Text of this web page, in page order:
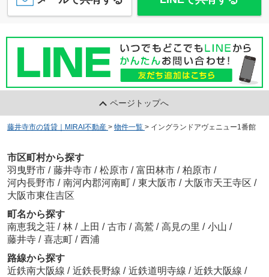
ページトップへ
藤井寺市の賃貸｜MIRAI不動産 > 物件一覧 > イングランドアヴェニュー1番館
市区町村から探す
羽曳野市 / 藤井寺市 / 松原市 / 富田林市 / 柏原市 /
河内長野市 / 南河内郡河南町 / 東大阪市 / 大阪市天王寺区 /
大阪市東住吉区
町名から探す
南恵我之荘 / 林 / 上田 / 古市 / 高鷲 / 高見の里 / 小山 /
藤井寺 / 喜志町 / 西浦
路線から探す
近鉄南大阪線 / 近鉄長野線 / 近鉄道明寺線 / 近鉄大阪線 /